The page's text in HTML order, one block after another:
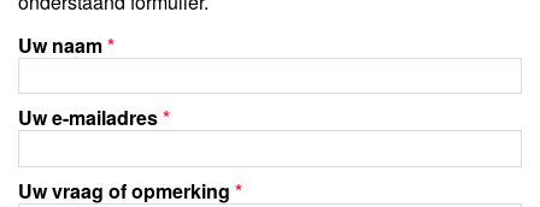
Uw naam*
Uw e-mailadres*
Uw vraag of opmerking *